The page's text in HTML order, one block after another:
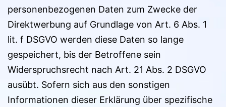
personenbezogenen Daten zum Zwecke der
Direktwerbung auf Grundlage von Art. 6 Abs. 1
lit. f DSGVO werden diese Daten so lange
gespeichert, bis der Betroffene sein
Widerspruchsrecht nach Art. 21 Abs. 2 DSGVO
ausübt. Sofern sich aus den sonstigen
Informationen dieser Erklärung über spezifische